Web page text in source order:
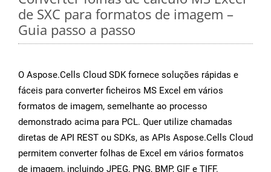
de SXC para formatos de imagem –
Guia passo a passo
O Aspose.Cells Cloud SDK fornece soluções rápidas e
fáceis para converter ficheiros MS Excel em vários
formatos de imagem, semelhante ao processo
demonstrado acima para PCL. Quer utilize chamadas
diretas de API REST ou SDKs, as APIs Aspose.Cells Cloud
permitem converter folhas de Excel em vários formatos
de imagem, incluindo JPEG, PNG, BMP, GIF e TIFF.